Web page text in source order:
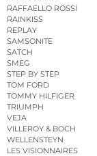
RAFFAELLO ROSSI
RAINKISS
REPLAY
SAMSONITE
SATCH
SMEG
STEP BY STEP
TOM FORD
TOMMY HILFIGER
TRIUMPH
VEJA
VILLEROY & BOCH
WELLENSTEYN
LES VISIONNAIRES